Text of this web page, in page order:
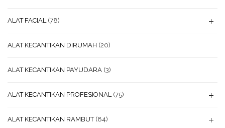
ALAT FACIAL (78)
ALAT KECANTIKAN DIRUMAH (20)
ALAT KECANTIKAN PAYUDARA (3)
ALAT KECANTIKAN PROFESIONAL (75)
ALAT KECANTIKAN RAMBUT (84)